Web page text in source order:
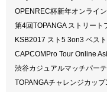
OPENREC杯新年オンライ
第4回TOPANGA ストリー
KSB2017 スト5 3on3 ベス
CAPCOMPro Tour Online
渋谷カジュアルマッチパー
TOPANGAチャレンジカッ